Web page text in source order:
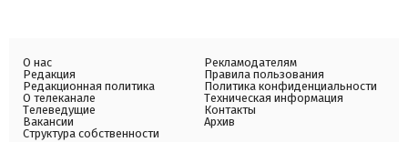
О нас
Редакция
Редакционная политика
О телеканале
Телеведущие
Вакансии
Структура собственности
Рекламодателям
Правила пользования
Политика конфиденциальности
Техническая информация
Контакты
Архив